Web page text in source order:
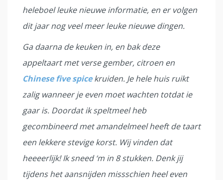
heleboel leuke nieuwe informatie, en er volgen
dit jaar nog veel meer leuke nieuwe dingen.
Ga daarna de keuken in, en bak deze
appeltaart met verse gember, citroen en
Chinese five spicekruiden. Je hele huis ruikt
zalig wanneer je even moet wachten totdat ie
gaar is. Doordat ik speltmeel heb
gecombineerd met amandelmeel heeft de taart
een lekkere stevige korst. Wij vinden dat
heeeerlijk! Ik sneed ‘m in 8 stukken. Denk jij
tijdens het aansnijden missschien heel even